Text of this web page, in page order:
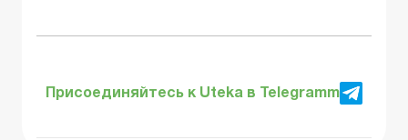
Присоединяйтесь к Uteka в Telegramm